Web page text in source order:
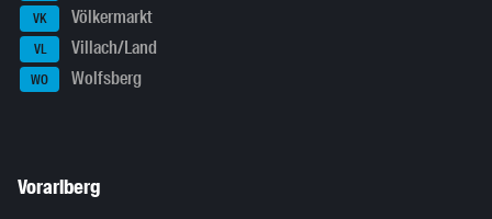
VK Völkermarkt
VL Villach/Land
WO Wolfsberg
Vorarlberg